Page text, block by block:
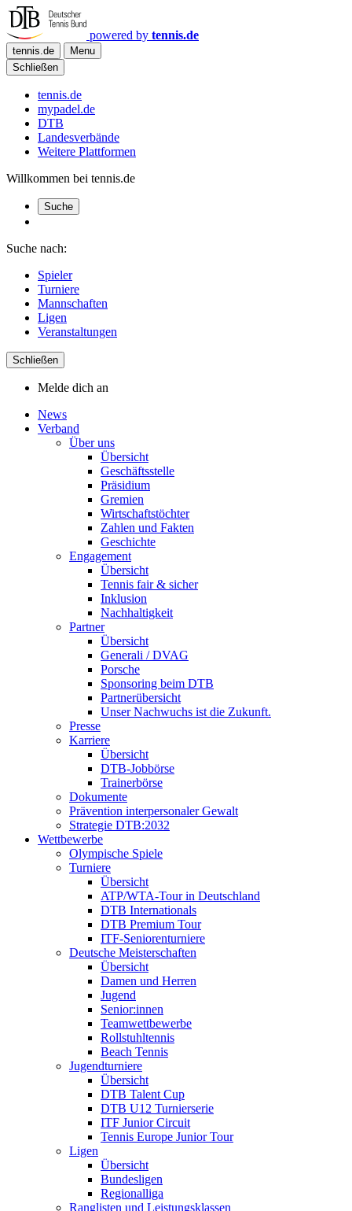
powered by tennis.de
tennis.de
Menu
Schließen
tennis.de
mypadel.de
DTB
Landesverbände
Weitere Plattformen
Willkommen bei tennis.de
Suche
Suche nach:
Spieler
Turniere
Mannschaften
Ligen
Veranstaltungen
Schließen
Melde dich an
News
Verband
Über uns
Übersicht
Geschäftsstelle
Präsidium
Gremien
Wirtschaftstöchter
Zahlen und Fakten
Geschichte
Engagement
Übersicht
Tennis fair & sicher
Inklusion
Nachhaltigkeit
Partner
Übersicht
Generali / DVAG
Porsche
Sponsoring beim DTB
Partnerübersicht
Unser Nachwuchs ist die Zukunft.
Presse
Karriere
Übersicht
DTB-Jobbörse
Trainerbörse
Dokumente
Prävention interpersonaler Gewalt
Strategie DTB:2032
Wettbewerbe
Olympische Spiele
Turniere
Übersicht
ATP/WTA-Tour in Deutschland
DTB Internationals
DTB Premium Tour
ITF-Seniorenturniere
Deutsche Meisterschaften
Übersicht
Damen und Herren
Jugend
Senior:innen
Teamwettbewerbe
Rollstuhltennis
Beach Tennis
Jugendturniere
Übersicht
DTB Talent Cup
DTB U12 Turnierserie
ITF Junior Circuit
Tennis Europe Junior Tour
Ligen
Übersicht
Bundesligen
Regionalliga
Ranglisten und Leistungsklassen